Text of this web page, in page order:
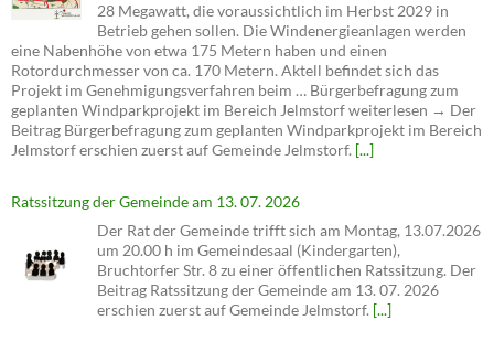
28 Megawatt, die voraussichtlich im Herbst 2029 in
Betrieb gehen sollen. Die Windenergieanlagen werden
eine Nabenhöhe von etwa 175 Metern haben und einen
Rotordurchmesser von ca. 170 Metern. Aktell befindet sich das
Projekt im Genehmigungsverfahren beim … Bürgerbefragung zum
geplanten Windparkprojekt im Bereich Jelmstorf weiterlesen → Der
Beitrag Bürgerbefragung zum geplanten Windparkprojekt im Bereich
Jelmstorf erschien zuerst auf Gemeinde Jelmstorf. [...]
Ratssitzung der Gemeinde am 13. 07. 2026
Der Rat der Gemeinde trifft sich am Montag, 13.07.2026
um 20.00 h im Gemeindesaal (Kindergarten),
Bruchtorfer Str. 8 zu einer öffentlichen Ratssitzung. Der
Beitrag Ratssitzung der Gemeinde am 13. 07. 2026
erschien zuerst auf Gemeinde Jelmstorf. [...]